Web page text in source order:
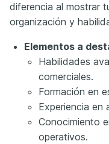
diferencia al mostrar
organización y
Elementos a
Habilidades
comerciales.
Formación en
Experiencia en
Conocimiento
operativos.